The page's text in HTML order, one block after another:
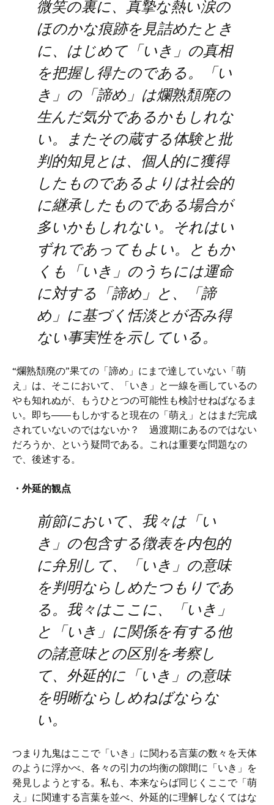
微笑の裏に、真摯な熱い涙の
ほのかな痕跡を見詰めたとき
に、はじめて「いき」の真相
を把握し得たのである。「い
き」の「諦め」は爛熟頽廃の
生んだ気分であるかもしれな
い。またその蔵する体験と批
判的知見とは、個人的に獲得
したものであるよりは社会的
に継承したものである場合が
多いかもしれない。それはい
ずれであってもよい。ともか
くも「いき」のうちには運命
に対する「諦め」と、「諦
め」に基づく恬淡とが否み得
ない事実性を示している。
“爛熟頽廃の”果ての「諦め」にまで達していない「萌
え」は、そこにおいて、「いき」と一線を画しているの
やも知れぬが、もうひとつの可能性も検討せねばなるま
い。即ち――もしかすると現在の「萌え」とはまだ完成
されていないのではないか？ 過渡期にあるのではない
だろうか、という疑問である。これは重要な問題なの
で、後述する。
・外延的観点
前節において、我々は「い
き」の包含する徴表を内包的
に弁別して、「いき」の意味
を判明ならしめたつもりであ
る。我々はここに、「いき」
と「いき」に関係を有する他
の諸意味との区別を考察し
て、外延的に「いき」の意味
を明晰ならしめねばならな
い。
つまり九鬼はここで「いき」に関わる言葉の数々を天体
のように浮かべ、各々の引力の均衡の隙間に「いき」を
発見しようとする。私も、本来ならば同じくここで「萌
え」に関連する言葉を並べ、外延的に理解しなくてはな